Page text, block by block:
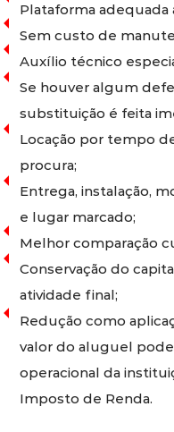
Plataforma adequada
Sem custo de
Auxílio técnico
Se houver algum
substituição é feita
Locação por tempo
procura;
Entrega, instalação,
e lugar marcado;
Melhor comparação
Conservação do
atividade final;
Redução como
valor do aluguel
operacional da
Imposto de Renda.